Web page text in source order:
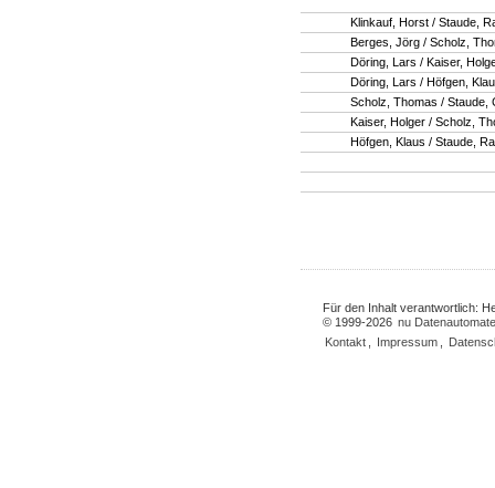
Klinkauf, Horst / Staude,
Berges, Jörg / Scholz,
Döring, Lars / Kaiser,
Döring, Lars / Höfgen,
Scholz, Thomas / Staude,
Kaiser, Holger / Scholz,
Höfgen, Klaus / Staude,
Für den Inhalt verantwortlich:
© 1999-2026 nu
Kontakt
Impressum